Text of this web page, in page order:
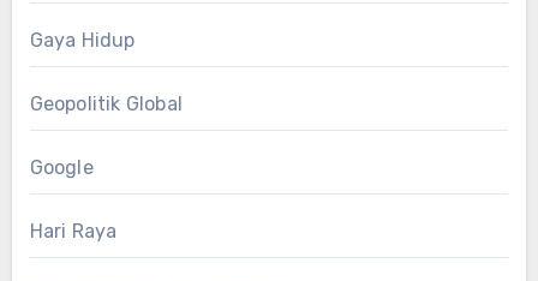
Gaya Hidup
Geopolitik Global
Google
Hari Raya